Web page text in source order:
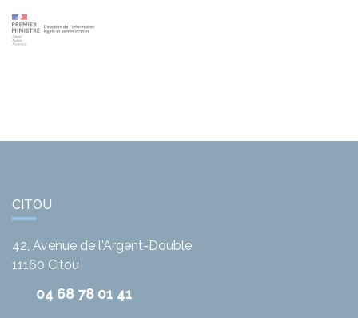
CITOU
42, Avenue de l'Argent-Double
11160 Citou
04 68 78 01 41